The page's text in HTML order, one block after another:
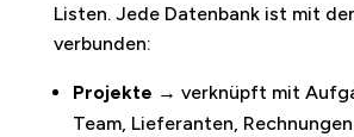
Listen. Jede Datenbank ist mit
verbunden:
Projekte → verknüpft mit
Team, Lieferanten,